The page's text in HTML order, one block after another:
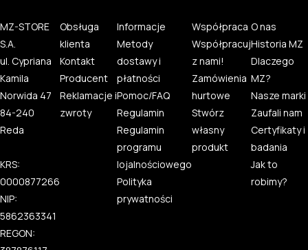
MZ-STORE
S.A.
ul. Cypriana
Kamila
Norwida 47
84-240
Reda
KRS:
0000877266
NIP:
5862363341
REGON:
Obsługa
klienta
Kontakt
Producent
Reklamacje i
zwroty
Informacje
Metody
dostawy i
płatności
Pomoc/FAQ
Regulamin
Regulamin
programu
lojalnościowego
Polityka
prywatności
Współpraca
Współpracuj
z nami!
Zamówienia
hurtowe
Stwórz
własny
produkt
O nas
Historia MZ
Dlaczego
MZ?
Nasze marki
Zaufali nam
Certyfikaty i
badania
Jak to
robimy?